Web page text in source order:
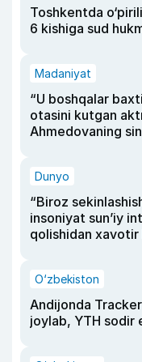
Toshkentda
6 kishiga sud
Madaniyat
“U boshqalar
otasini kutgan
Ahmedovaning
Dunyo
“Biroz
insoniyat sun’iy
qolishidan
O‘zbekiston
Andijonda
joylab, YTH sodir